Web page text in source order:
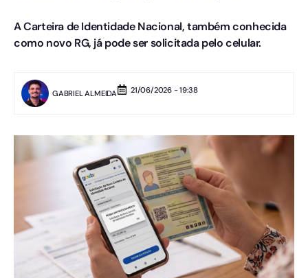
A Carteira de Identidade Nacional, também conhecida
como novo RG, já pode ser solicitada pelo celular.
GABRIEL ALMEIDA 21/06/2026 - 19:38